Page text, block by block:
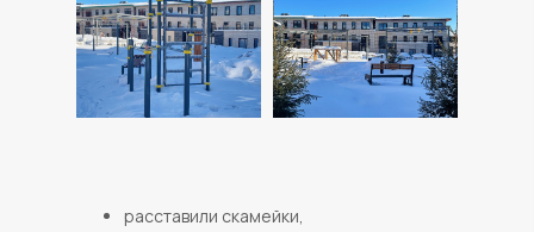
расставили скамейки,